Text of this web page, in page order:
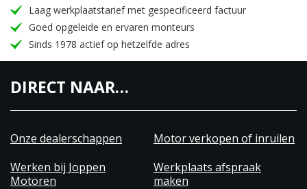
Laag werkplaatstarief met gespecificeerd factuur
Goed opgeleide en ervaren monteurs
Sinds 1978 actief op hetzelfde adres
DIRECT NAAR…
Onze dealerschappen
Motor verkopen of inruilen
Werken bij Joppen
Motoren
Werkplaats afspraak
maken